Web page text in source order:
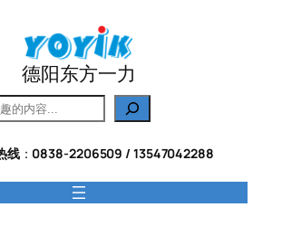
德阳东方一力
搜
索
线： 0838-2206509 / 13547042288